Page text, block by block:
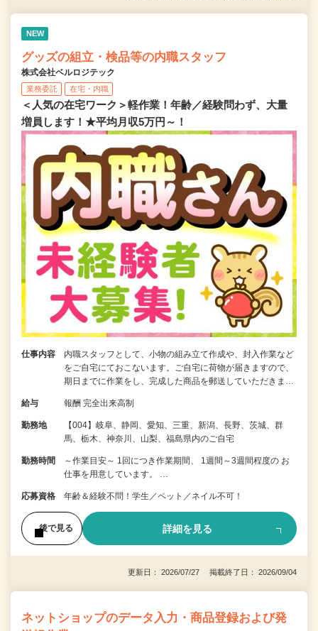
NEW
グッズの組立・検品等の内職スタッフ
株式会社ベルロジテック
業務委託 在宅・内職
＜人気の在宅ワーク＞軽作業！年齢／経験問わず、大量
増員します！★平均月収5万円～！
仕事内容
内職スタッフとして、小物の組み立て作成や、封入作業など
をご自宅にておこないます。ご自宅に荷物が届きますので、
期日までに作業をし、完成した商品を郵送していただきま…
給与 報酬 完全出来高制
勤務地
【004】岐阜、静岡、愛知、三重、新潟、長野、茨城、群
馬、栃木、神奈川、山梨、福島県内のご自宅
勤務時間
～作業目安～ 1回につき作業期間、 1週間～3週間程度の お
仕事を用意しています。 …
応募資格 年齢＆経験不問！学生／ペット／ネイル不可！
後で見る 詳細を見る
更新日： 2026/07/27 掲載終了日： 2026/09/04
ネットショップのデータ入力・商品登録および発